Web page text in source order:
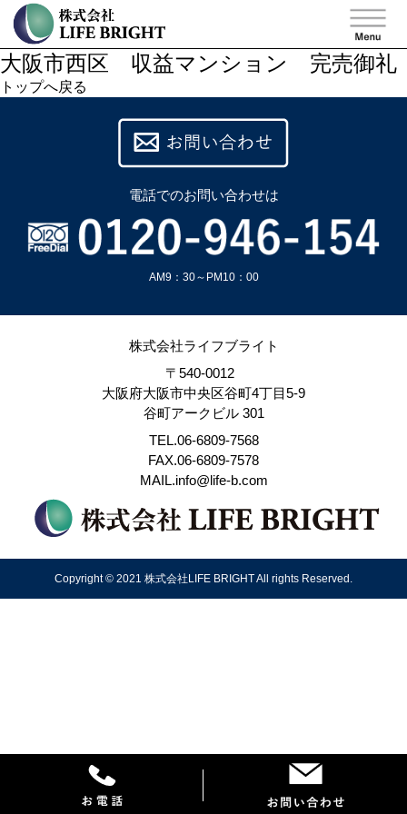
大阪市西区 収益マンション 完売御礼
トップへ戻る
電話でのお問い合わせは
AM9：30～PM10：00
株式会社ライフブライト
〒540-0012
大阪府大阪市中央区谷町4丁目5-9
谷町アークビル 301
TEL.06-6809-7568
FAX.06-6809-7578
MAIL.info@life-b.com
Copyright © 2021 株式会社LIFE BRIGHT All rights Reserved.